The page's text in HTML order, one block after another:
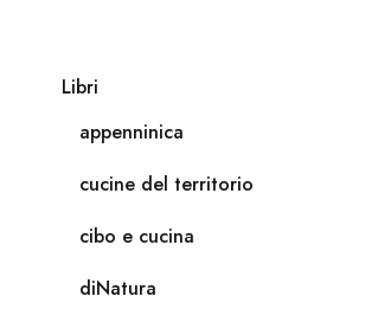
Libri
appenninica
cucine del territorio
cibo e cucina
diNatura